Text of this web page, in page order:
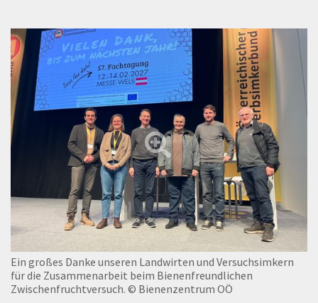
Ein großes Danke unseren Landwirten und Versuchsimkern
für die Zusammenarbeit beim Bienenfreundlichen
Zwischenfruchtversuch. © Bienenzentrum OÖ